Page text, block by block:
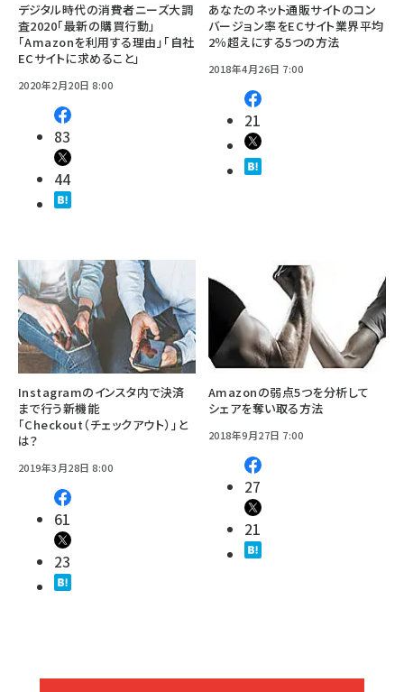
デジタル時代の消費者ニーズ大調
査2020「最新の購買行動」
「Amazonを利用する理由」「自社
ECサイトに求めること」
2020年2月20日 8:00
83
44
あなたのネット通販サイトのコン
バージョン率をECサイト業界平均
2％超えにする5つの方法
2018年4月26日 7:00
21
Instagramのインスタ内で決済
まで行う新機能
「Checkout（チェックアウト）」と
は？
2019年3月28日 8:00
61
23
Amazonの弱点5つを分析して
シェアを奪い取る方法
2018年9月27日 7:00
27
21